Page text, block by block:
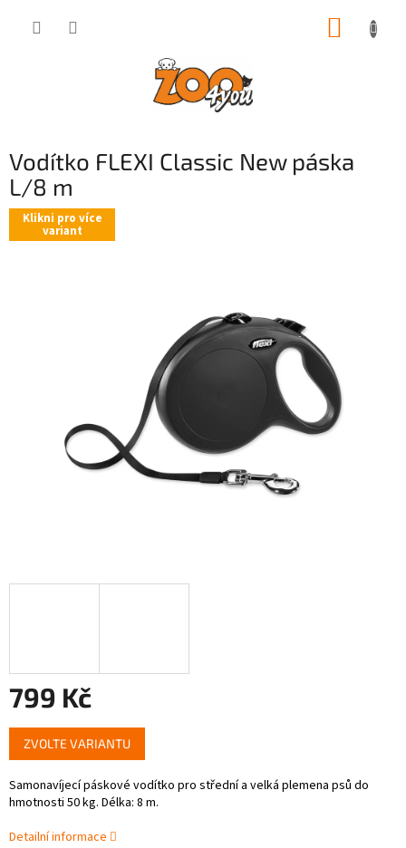
Vodítko FLEXI Classic New páska
L/8 m
Klikni pro více
variant
799 Kč
Měrná
cena:
ZVOLTE VARIANTU
Samonavíjecí páskové vodítko pro střední a velká plemena psů do
hmotnosti 50 kg. Délka: 8 m.
Detailní informace